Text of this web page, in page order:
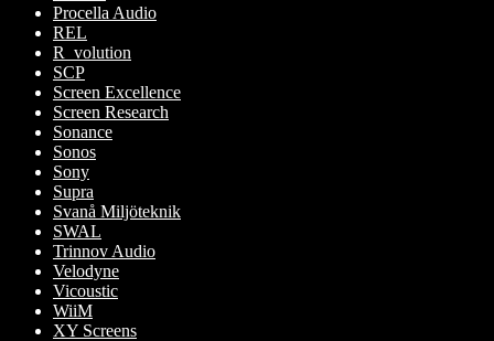
Procella Audio
REL
R_volution
SCP
Screen Excellence
Screen Research
Sonance
Sonos
Sony
Supra
Svanå Miljöteknik
SWAL
Trinnov Audio
Velodyne
Vicoustic
WiiM
XY Screens